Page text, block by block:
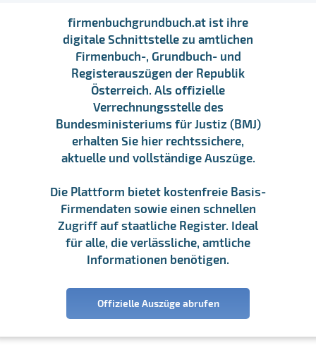
firmenbuchgrundbuch.at ist ihre
digitale Schnittstelle zu amtlichen
Firmenbuch-, Grundbuch- und
Registerauszügen der Republik
Österreich. Als offizielle
Verrechnungsstelle des
Bundesministeriums für Justiz (BMJ)
erhalten Sie hier rechtssichere,
aktuelle und vollständige Auszüge.
Die Plattform bietet kostenfreie Basis-
Firmendaten sowie einen schnellen
Zugriff auf staatliche Register. Ideal
für alle, die verlässliche, amtliche
Informationen benötigen.
Offizielle Auszüge abrufen